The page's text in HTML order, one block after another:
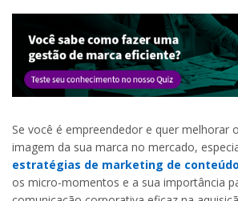
Se você é empreendedor e quer melhorar
imagem da sua marca no mercado,
estratégias de marketing de conteúdo
os micro-momentos e a sua importância